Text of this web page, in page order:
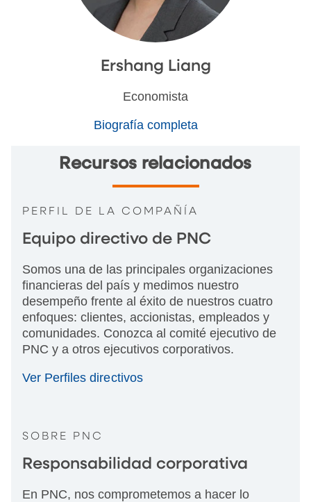
Ershang Liang
Economista
Biografía completa
Recursos relacionados
PERFIL DE LA COMPAÑÍA
Equipo directivo de PNC
Somos una de las principales organizaciones
financieras del país y medimos nuestro
desempeño frente al éxito de nuestros cuatro
enfoques: clientes, accionistas, empleados y
comunidades. Conozca al comité ejecutivo de
PNC y a otros ejecutivos corporativos.
Ver Perfiles directivos
SOBRE PNC
Responsabilidad corporativa
En PNC, nos comprometemos a hacer lo